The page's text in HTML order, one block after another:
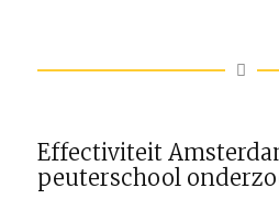
Effectiviteit
peuterschool